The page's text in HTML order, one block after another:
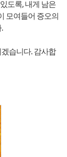
도록, 내게 남은
모여들어 증오의
습니다. 감사합